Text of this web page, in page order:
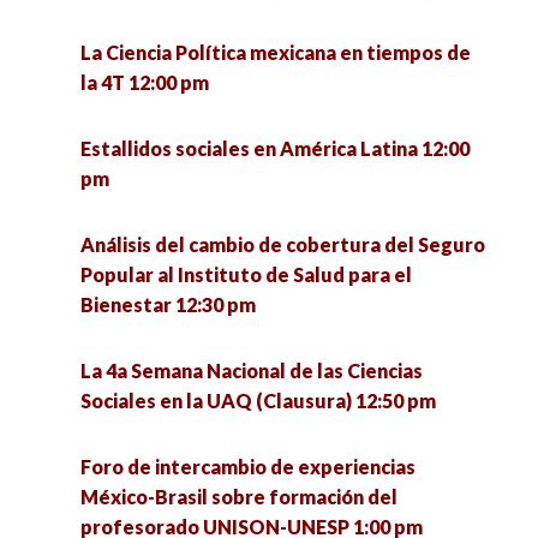
Repensar la inclusión desde los estudios
Jóvenes y participación política 4:00 pm
El quehacer de la Socioantropología desde la
licenciatura en Ciencias Sociales de la UACM.
Experiencias y debates 4:00 pm
Conversatorio en torno a las experiencias de
defensa de la vida de la Comunidad Ecológica
Análisis de la implementación del acuerdo del
tercer país seguro en Guatemala 5:00 pm
estadounidense tras la elección presidencial de
2020 1:30 pm
Encuentro de investigadoras en formación UPN
– ENAH (MÉXICO) 1:30 pm
Conversatorio Interinstitucional de Vocaciones
Científicas Sociales: retos de la investigación y
la intervención en tiempos de pandemia 3:00 pm
Metodología cualitativa, grupo de trabajo
colaborativo para la mejora de la gestión e
La media naranja: el mito del amor como
La Ciencia Política mexicana en tiempos de
la 4T 12:00 pm
Estallidos sociales en América Latina 12:00
pm
Análisis del cambio de cobertura del Seguro
Popular al Instituto de Salud para el
Bienestar 12:30 pm
La 4a Semana Nacional de las Ciencias
Sociales en la UAQ (Clausura) 12:50 pm
Foro de intercambio de experiencias
México-Brasil sobre formación del
profesorado UNISON-UNESP 1:00 pm